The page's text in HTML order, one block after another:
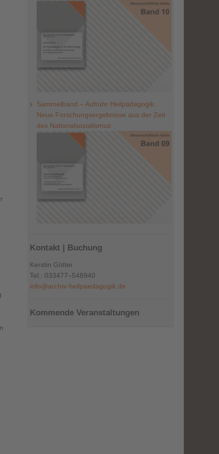
Sammelband – Aufruhr Heilpädagogik.
Neue Forschungsergebnisse aus der Zeit
des Nationalsozialismus
Kontakt | Buchung
Kerstin Götter
Tel.: 033477–548940
info@archiv-heilpaedagogik.de
Kommende Veranstaltungen